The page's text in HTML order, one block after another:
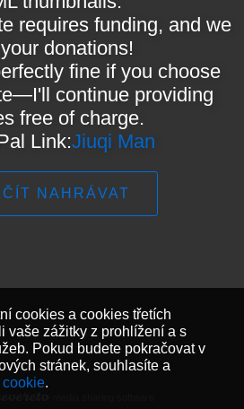
requires funding, and we
donations!
fine if you choose
continue providing
free of charge.
Link:Jiuqi Man
NAHRÁVAT
cookies a cookies třetích
vaše zážitky z prohlížení a s
Pokud budete pokračovat v
stránek, souhlasíte a
cookie.